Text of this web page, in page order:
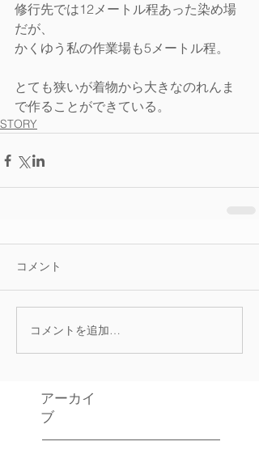
修行先では12メートル程あった染め場
だが、
かくゆう私の作業場も5メートル程。
とても狭いが着物から大きなのれんま
で作ることができている。
STORY
コメント
コメントを追加…
アーカイ
ブ